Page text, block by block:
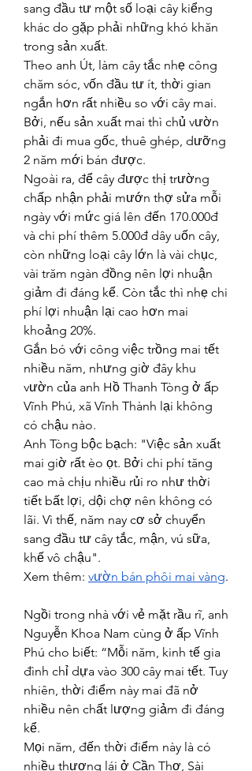
sang đầu tư một số loại cây kiểng
khác do gặp phải những khó khăn
trong sản xuất.
Theo anh Út, làm cây tắc nhẹ công
chăm sóc, vốn đầu tư ít, thời gian
ngắn hơn rất nhiều so với cây mai.
Bởi, nếu sản xuất mai thì chủ vườn
phải đi mua gốc, thuê ghép, dưỡng
2 năm mới bán được.
Ngoài ra, để cây được thị trường
chấp nhận phải mướn thợ sửa mỗi
ngày với mức giá lên đến 170.000đ
và chi phí thêm 5.000đ dây uốn cây,
còn những loại cây lớn là vài chục,
vài trăm ngàn đồng nên lợi nhuận
giảm đi đáng kể. Còn tắc thì nhẹ chi
phí lợi nhuận lại cao hơn mai
khoảng 20%.
Gắn bó với công việc trồng mai tết
nhiều năm, nhưng giờ đây khu
vườn của anh Hồ Thanh Tòng ở ấp
Vĩnh Phú, xã Vĩnh Thành lại không
có chậu nào.
Anh Tòng bộc bạch: "Việc sản xuất
mai giờ rất èo ọt. Bởi chi phí tăng
cao mà chịu nhiều rủi ro như thời
tiết bất lợi, dội chợ nên không có
lãi. Vì thế, năm nay cơ sở chuyển
sang đầu tư cây tắc, mận, vú sữa,
khế vô chậu".
Xem thêm: vườn bán phôi mai vàng.
Ngồi trong nhà với vẻ mặt rầu rĩ, anh
Nguyễn Khoa Nam cùng ở ấp Vĩnh
Phú cho biết: “Mỗi năm, kinh tế gia
đình chỉ dựa vào 300 cây mai tết. Tuy
nhiên, thời điểm này mai đã nở
nhiều nên chất lượng giảm đi đáng
kể.
Mọi năm, đến thời điểm này là có
nhiều thương lái ở Cần Thơ, Sài